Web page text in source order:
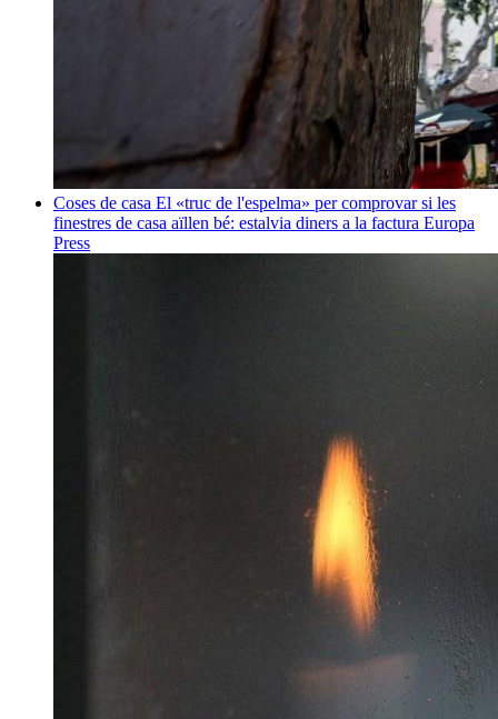
Coses de casa El «truc de l'espelma» per comprovar si les
finestres de casa aïllen bé: estalvia diners a la factura Europa
Press